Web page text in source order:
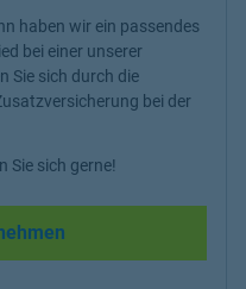
haben wir ein passendes
bei einer unserer
Sie sich durch die
bei der
Sie sich gerne!